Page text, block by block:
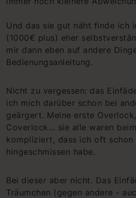
Und das sie gut näht finde ich
(1000€ plus) eher
mir dann eben auf andere
Bedienungsanleitung.
Nicht zu vergessen: das
ich mich darüber schon bei
geärgert. Meine erste
Coverlock... sie alle waren
kompliziert, dass ich oft schon
hingeschmissen habe.
Bei dieser aber nicht. Das
Träumchen (gegen andere -